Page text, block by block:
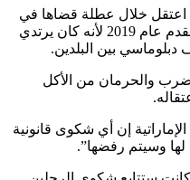
أحمد (29 عاما) إنه اعتقل خلال عطلة قضاها في
الإمارات لمشاهدة كأس آسيا لكرة القدم عام 2019 لأنه كان يرتدي
بين البلدين.
والحرمان من الأكل
إن أي شكوى قانونية
وسيتم رفضها”.